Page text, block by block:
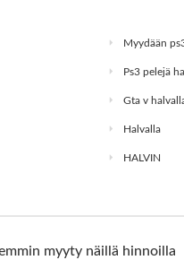
Myydään
Ps3 pelejä
Gta v
Halvalla
HALVIN
myyty näillä hinnoilla